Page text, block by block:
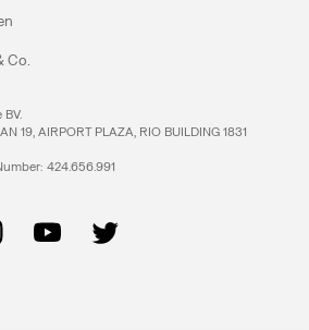
Co.
19, AIRPORT PLAZA, RIO BUILDING 1831
424.656.991